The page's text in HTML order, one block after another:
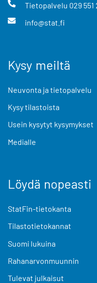
Tietopalvelu 029 551
info@stat.fi
Kysy meiltä
Neuvonta ja tietopalvelu
Kysy tilastoista
Usein kysytyt kysymykset
Medialle
Löydä nopeasti
StatFin-tietokanta
Tilastotietokannat
Suomi lukuina
Rahanarvonmuunnin
Tulevat julkaisut